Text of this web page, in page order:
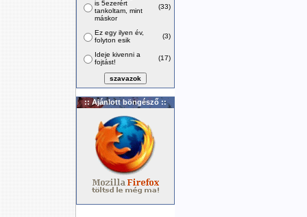
is 5ezerért
tankoltam, mint
máskor
(33)
Ez egy ilyen év,
folyton esik
(3)
Ideje kivenni a
fojtást!
(17)
:: Ajánlott böngésző ::